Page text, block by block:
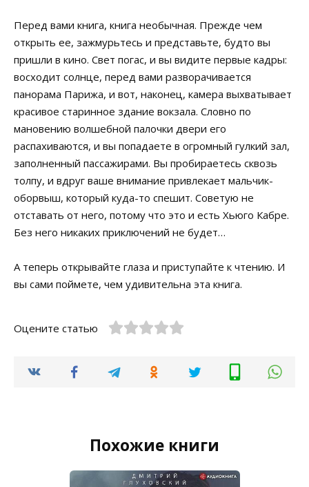
Перед вами книга, книга необычная. Прежде чем
открыть ее, зажмурьтесь и представьте, будто вы
пришли в кино. Свет погас, и вы видите первые кадры:
восходит солнце, перед вами разворачивается
панорама Парижа, и вот, наконец, камера выхватывает
красивое старинное здание вокзала. Словно по
мановению волшебной палочки двери его
распахиваются, и вы попадаете в огромный гулкий зал,
заполненный пассажирами. Вы пробираетесь сквозь
толпу, и вдруг ваше внимание привлекает мальчик-
оборвыш, который куда-то спешит. Советую не
отставать от него, потому что это и есть Хьюго Кабре.
Без него никаких приключений не будет…
А теперь открывайте глаза и приступайте к чтению. И
вы сами поймете, чем удивительна эта книга.
Оцените статью
Похожие книги